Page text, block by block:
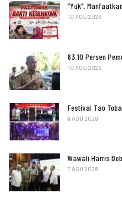
“Yuk”,
10 AGU 2026
83,10 Persen
10 AGU 2026
Festival Tao
9 AGU 2026
Wawali Harris
7 AGU 2026